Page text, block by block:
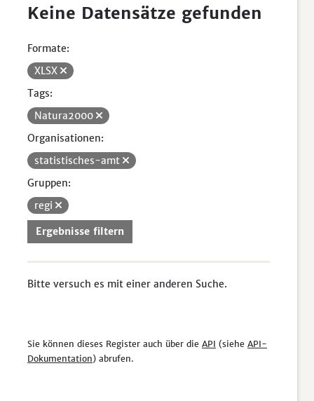
Keine Datensätze gefunden
Formate:
XLSX
Tags:
Natura2000
Organisationen:
statistisches-amt
Gruppen:
regi
Ergebnisse filtern
Bitte versuch es mit einer anderen Suche.
Sie können dieses Register auch über die API (siehe API-
Dokumentation) abrufen.